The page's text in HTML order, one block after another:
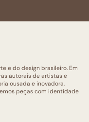
e do design brasileiro. Em
autorais de artistas e
ousada e inovadora,
peças com identidade